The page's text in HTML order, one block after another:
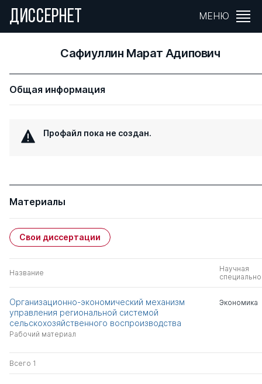
ДИССЕРНЕТ МЕНЮ
Сафиуллин Марат Адипович
Общая информация
Профайл пока не создан.
Материалы
Свои диссертации
Название
Научная
Организационно-экономический механизм
управления региональной системой
сельскохозяйственного воспроизводства
Рабочий материал
Экономика
Всего 1